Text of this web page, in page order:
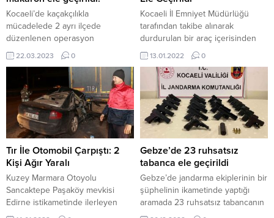
Kocaeli’de kaçakçılıkla
mücadelede 2 ayrı ilçede
düzenlenen operasyon
çerçevesinde yüz binlerce gram
kıyılmış tütün ele geçirildi. Kocaeli
İl Jandarma Komutanlığı’na bağlı
ekipler, kaçakçılıkla mücadele
çerçevesinde dün Derince ve
Gölcük’de 2 ayrı operasyon
düzenledi. Operasyon
neticesinde 90 sökülmüş
bandrol, 149 bin gram kıyılmış
tütün, 24 bin 700 dolu makaron,
90 bin...
22.03.2023 0
Kocaeli İl Emniyet Müdürlüğü
tarafından takibe alınarak
durdurulan bir araç içerisinden
gümrük kaçağı olduğu tespit
edilen 4 milyon 560 bin
makaron(sigara kağıdı) ele
geçirildi. Kocaeli İl Emniyet
Müdürlüğüne bağlı Kaçakçılık ve
Organize Suçlarla Mücadele Şube
Müdürlüğü Ekipleri, almış olduğu
duyumlar doğrultusunda, bir aracı
takibe alarak TEM Otoyolu
üzerinde durdurdu. Durdurulan...
13.01.2022 0
Tır İle Otomobil Çarpıştı: 2
Kişi Ağır Yaralı
Kuzey Marmara Otoyolu
Sancaktepe Paşaköy mevkisi
Edirne istikametinde ilerleyen
Serkan Hançer yönetimindeki 34
Gebze’de 23 ruhsatsız
tabanca ele geçirildi
Gebze’de jandarma ekiplerinin bir
şüphelinin ikametinde yaptığı
aramada 23 ruhsatsız tabancanın
ele geçirildiği operasyonda bir